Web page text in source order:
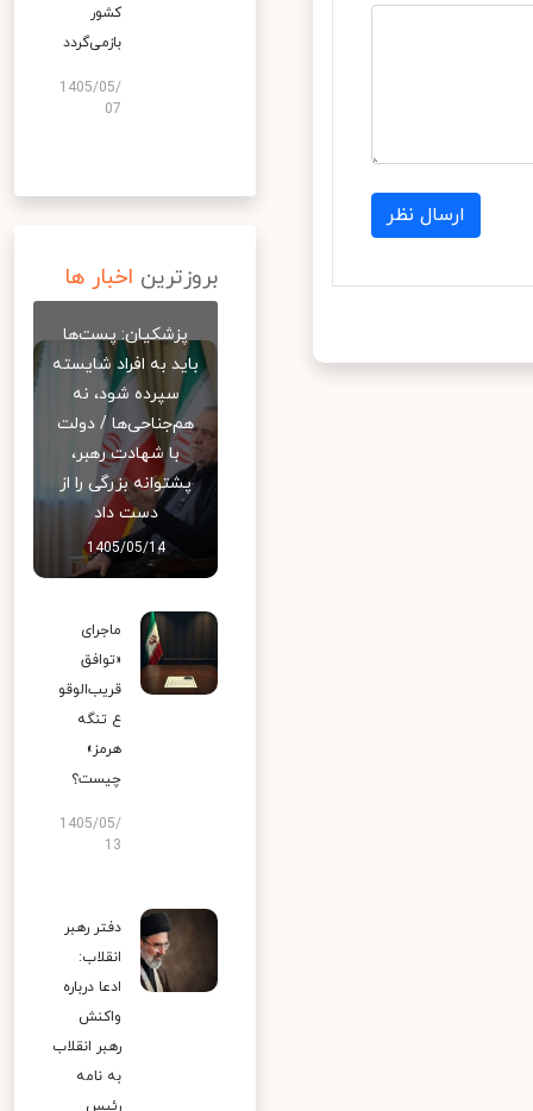
ارسال نظر
کشور
بازمی‌گردد
1405/05/
07
بروزترین اخبار ها
پزشکیان: پست‌ها
باید به افراد شایسته
سپرده شود، نه
هم‌جناحی‌ها / دولت
با شهادت رهبر،
پشتوانه بزرگی را از
دست داد
1405/05/14
ماجرای
«توافق
قریب‌الوقو
ع تنگه
هرمز»
چیست؟
1405/05/
13
دفتر رهبر
انقلاب:
ادعا درباره
واکنش
رهبر انقلاب
به نامه
رئیس